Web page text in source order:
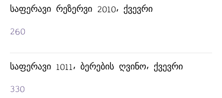
ᲡᲐᲤᲔᲠᲐᲕᲘ ᲠᲔᲖᲔᲠᲕᲘ 2010, ᲥᲕᲔᲕᲠᲘ
260
ᲡᲐᲤᲔᲠᲐᲕᲘ 1011, ᲑᲔᲠᲔᲑᲘᲡ ᲦᲕᲘᲜᲝ, ᲥᲕᲔᲕᲠᲘ
330
ᲭᲐᲭᲐ